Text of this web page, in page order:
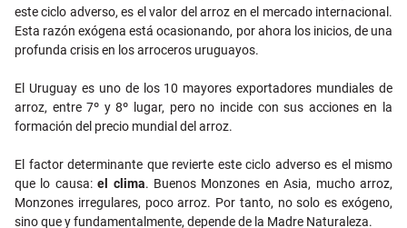
este ciclo adverso, es elvalor del arroz en el mercado internacional.
Esta razón exógena está ocasionando, por ahora los inicios, de una
profunda crisis en los arroceros uruguayos.
El Uruguay es uno de los 10 mayores exportadores mundiales de
arroz, entre 7º y 8º lugar, pero no incide con sus acciones en la
formación del precio mundial del arroz.
El factor determinante que revierte este ciclo adverso es el mismo
que lo causa:el clima. Buenos Monzones en Asia, mucho arroz,
Monzones irregulares, poco arroz. Por tanto, no solo es exógeno,
sino que y fundamentalmente, depende de la Madre Naturaleza.